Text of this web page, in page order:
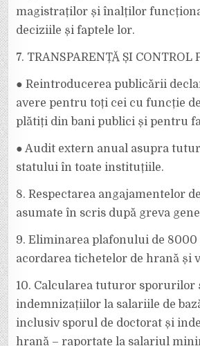
magistraților și înalților
deciziile și faptele lor.
7. TRANSPARENȚĂ ȘI CONTROL
● Reintroducerea publicării
avere pentru toți cei cu funcție
plătiți din bani publici și pentru
● Audit extern anual asupra
statului în toate instituțiile.
8. Respectarea angajamentelor
asumate în scris după greva
9. Eliminarea plafonului de
acordarea tichetelor de hrană și
10. Calcularea tuturor sporurilor
indemnizațiilor la salariile de
inclusiv sporul de doctorat și
hrană – raportate la salariul